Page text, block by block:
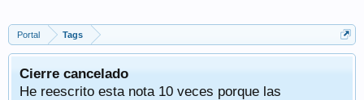
Portal Tags
Cierre cancelado
He reescrito esta nota 10 veces porque las